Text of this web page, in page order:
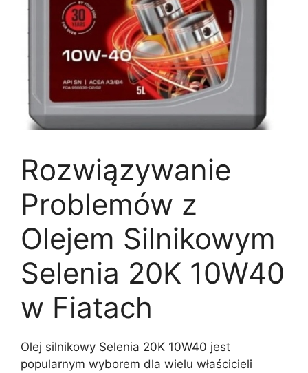
Rozwiązywanie
Problemów z
Olejem Silnikowym
Selenia 20K 10W40
w Fiatach
Olej silnikowy Selenia 20K 10W40 jest
popularnym wyborem dla wielu właścicieli